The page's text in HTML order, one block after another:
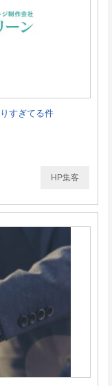
すぎてる件
HP集客